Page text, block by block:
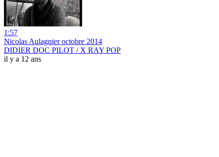
1:57
Nicolas Aulagnier octobre 2014
DIDIER DOC PILOT / X RAY POP
il y a 12 ans